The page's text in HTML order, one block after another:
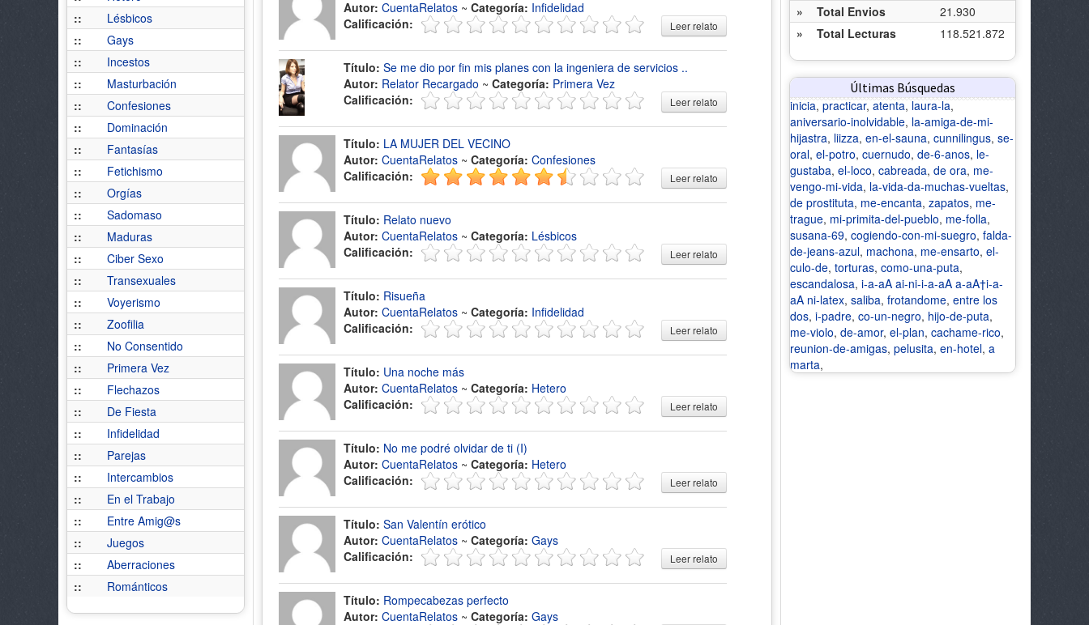
::
Lésbicos
::
Gays
::
Incestos
::
Masturbación
::
Confesiones
::
Dominación
::
Fantasías
::
Fetichismo
::
Orgías
::
Sadomaso
::
Maduras
::
Ciber Sexo
::
Transexuales
::
Voyerismo
::
Zoofilia
::
No Consentido
::
Primera Vez
::
Flechazos
::
De Fiesta
::
Infidelidad
::
Parejas
::
Intercambios
::
En el Trabajo
::
Entre Amig@s
::
Juegos
::
Aberraciones
::
Románticos
Autor: CuentaRelatos ~ Categoría: Infidelidad
Calificación:
Leer relato
Título: Se me dio por fin mis planes con la ingeniera de servicios ..
Autor: Relator Recargado ~ Categoría: Primera Vez
Calificación:
Leer relato
Título: LA MUJER DEL VECINO
Autor: CuentaRelatos ~ Categoría: Confesiones
Calificación:
Leer relato
Título: Relato nuevo
Autor: CuentaRelatos ~ Categoría: Lésbicos
Calificación:
Leer relato
Título: Risueña
Autor: CuentaRelatos ~ Categoría: Infidelidad
Calificación:
Leer relato
Título: Una noche más
Autor: CuentaRelatos ~ Categoría: Hetero
Calificación:
Leer relato
Título: No me podré olvidar de ti (I)
Autor: CuentaRelatos ~ Categoría: Hetero
Calificación:
Leer relato
Título: San Valentín erótico
Autor: CuentaRelatos ~ Categoría: Gays
Calificación:
Leer relato
Título: Rompecabezas perfecto
Autor: CuentaRelatos ~ Categoría: Gays
»
Total Envios
21.930
»
Total Lecturas 118.521.872
Últimas Búsquedas
inicia, practicar, atenta, laura-la,
aniversario-inolvidable, la-amiga-de-mi-
hijastra, liizza, en-el-sauna, cunnilingus, se-
oral, el-potro, cuernudo, de-6-anos, le-
gustaba, el-loco, cabreada, de ora, me-
vengo-mi-vida, la-vida-da-muchas-vueltas,
de prostituta, me-encanta, zapatos, me-
trague, mi-primita-del-pueblo, me-folla,
susana-69, cogiendo-con-mi-suegro, falda-
de-jeans-azul, machona, me-ensarto, el-
culo-de, torturas, como-una-puta,
escandalosa, i-a-aA ai-ni-i-a-aA a-aA†i-a-
aA ni-latex, saliba, frotandome, entre los
dos, i-padre, co-un-negro, hijo-de-puta,
me-violo, de-amor, el-plan, cachame-rico,
reunion-de-amigas, pelusita, en-hotel, a
marta,